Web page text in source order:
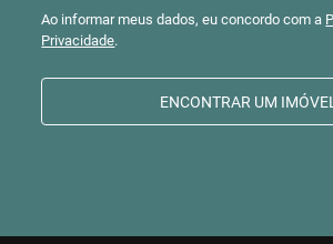
Ao informar meus dados, eu concordo com a
Privacidade.
ENCONTRAR UM IMÓVEL